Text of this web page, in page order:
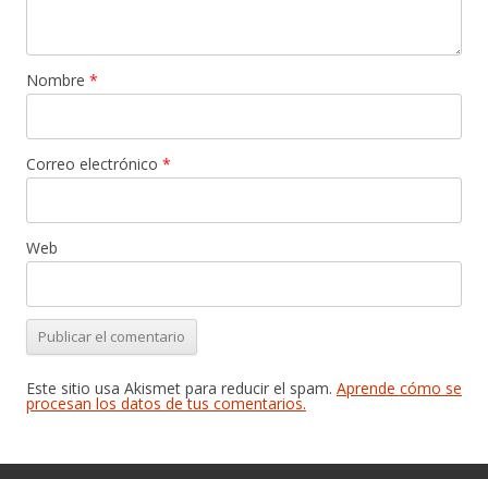
Nombre *
Correo electrónico *
Web
Este sitio usa Akismet para reducir el spam. Aprende cómo se
procesan los datos de tus comentarios.